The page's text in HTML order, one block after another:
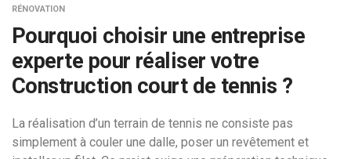
RÉNOVATION
Pourquoi choisir une entreprise
experte pour réaliser votre
Construction court de tennis ?
La réalisation d’un terrain de tennis ne consiste pas
simplement à couler une dalle, poser un revêtement et